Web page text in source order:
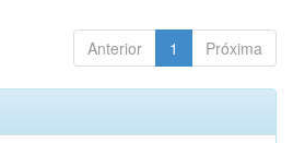
Anterior 1 Próxima